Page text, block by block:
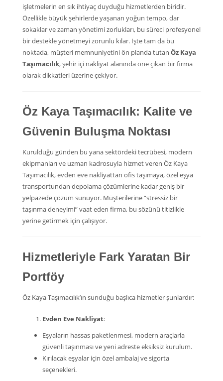
işletmelerin en sık ihtiyaç duyduğu hizmetlerden biridir.
Özellikle büyük şehirlerde yaşanan yoğun tempo, dar
sokaklar ve zaman yönetimi zorlukları, bu süreci profesyonel
bir destekle yönetmeyi zorunlu kılar. İşte tam da bu
noktada, müşteri memnuniyetini ön planda tutan Öz Kaya
Taşımacılık, şehir içi nakliyat alanında öne çıkan bir firma
olarak dikkatleri üzerine çekiyor.
Öz Kaya Taşımacılık: Kalite ve
Güvenin Buluşma Noktası
Kurulduğu günden bu yana sektördeki tecrübesi, modern
ekipmanları ve uzman kadrosuyla hizmet veren Öz Kaya
Taşımacılık, evden eve nakliyattan ofis taşımaya, özel eşya
transportundan depolama çözümlerine kadar geniş bir
yelpazede çözüm sunuyor. Müşterilerine “stressiz bir
taşınma deneyimi” vaat eden firma, bu sözünü titizlikle
yerine getirmek için çalışıyor.
Hizmetleriyle Fark Yaratan Bir
Portföy
Öz Kaya Taşımacılık’ın sunduğu başlıca hizmetler şunlardır:
Evden Eve Nakliyat:
Eşyaların hassas paketlenmesi, modern araçlarla
güvenli taşınması ve yeni adreste eksiksiz kurulum.
Kırılacak eşyalar için özel ambalaj ve sigorta
seçenekleri.